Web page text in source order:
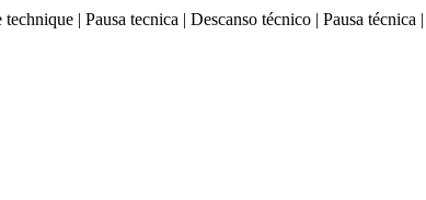
| Pausa tecnica | Descanso técnico | Pausa